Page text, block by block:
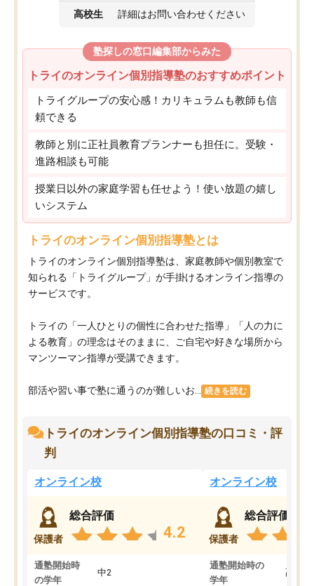
高校生 詳細はお問い合わせください
塾探しの窓口編集部からみた
トライのオンライン個別指導塾のおすすめポイント
トライグループの安心感！カリキュラムも教師も信
頼できる
教師と別に正社員教育プランナーも担任に。受験・
進路相談も可能
授業日以外の家庭学習も任せよう！使い放題の嬉し
いシステム
トライのオンライン個別指導塾とは
トライのオンライン個別指導塾は、家庭教師や個別教室で
知られる「トライグループ」が手掛けるオンライン指導の
サービスです。
トライの「一人ひとりの個性に合わせた指導」「人の力に
よる教育」の理念はそのままに、ご自宅や好きな場所から
マンツーマン指導が受講できます。
部活や習い事で塾に通うのが難しいお... 続きを読む
トライのオンライン個別指導塾の口コミ・評
判
オンライン校
保護者
総合評価
4.2
通塾開始時
の学年
中2
オンライン校
保護者
総合評価
通塾開始時の
学年
高3